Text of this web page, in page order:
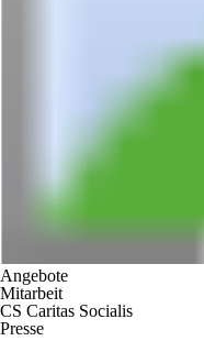
Angebote
Mitarbeit
CS Caritas Socialis
Presse